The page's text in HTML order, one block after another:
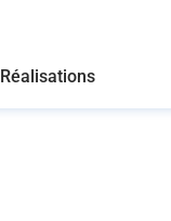
Réalisations